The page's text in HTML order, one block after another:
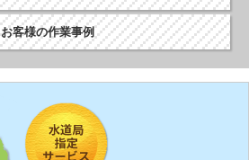
お客様の作業事例